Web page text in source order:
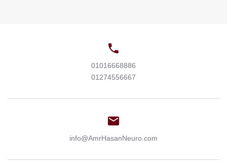
01016668886
01274556667
info@AmrHasanNeuro.com